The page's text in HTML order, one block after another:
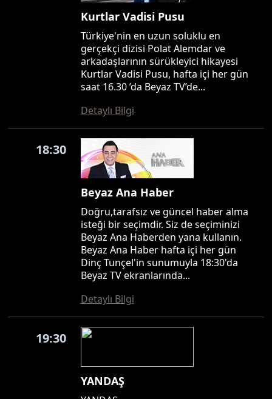
Kurtlar Vadisi Pusu
Türkiye'nin en uzun soluklu en
gerçekçi dizisi Polat Alemdar ve
arkadaşlarının sürükleyici hikayesi
Kurtlar Vadisi Pusu, hafta içi her gün
saat 16.30 ’da Beyaz TV’de...
Detaylı Bilgi
18:30
Beyaz Ana Haber
Doğru,tarafsız ve güncel haber alma
isteği bir seçimdir. Siz de seçiminizi
Beyaz Ana Haberden yana kullanın.
Beyaz Ana Haber hafta içi her gün
Dinç Tunçel'in sunumuyla 18:30'da
Beyaz TV ekranlarında...
Detaylı Bilgi
19:30
YANDAŞ